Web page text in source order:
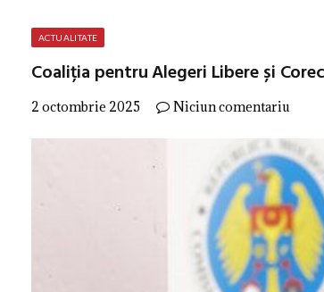
ACTUALITATE
Coaliția pentru Alegeri Libere și
2 octombrie 2025 Niciun comentariu